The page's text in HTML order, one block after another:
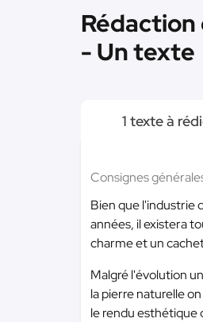
- Un texte
1 texte à
Consignes
Bien que l'industrie
années, il existera
charme et un
Malgré l'évolution
la pierre naturelle
le rendu esthétique